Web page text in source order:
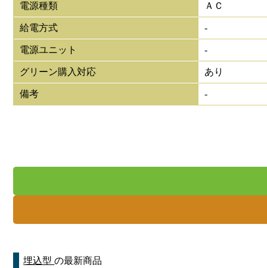
電源種類 ＡＣ
給電方式 -
電源ユニット -
グリーン購入対応 あり
備考 -
埋込型の最新商品